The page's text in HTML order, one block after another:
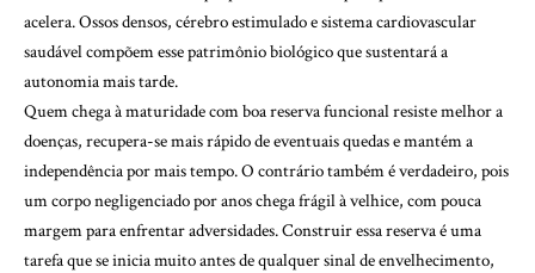
acelera. Ossos densos, cérebro estimulado e sistema cardiovascular
saudável compõem esse patrimônio biológico que sustentará a
autonomia mais tarde.
Quem chega à maturidade com boa reserva funcional resiste melhor a
doenças, recupera-se mais rápido de eventuais quedas e mantém a
independência por mais tempo. O contrário também é verdadeiro, pois
um corpo negligenciado por anos chega frágil à velhice, com pouca
margem para enfrentar adversidades. Construir essa reserva é uma
tarefa que se inicia muito antes de qualquer sinal de envelhecimento,